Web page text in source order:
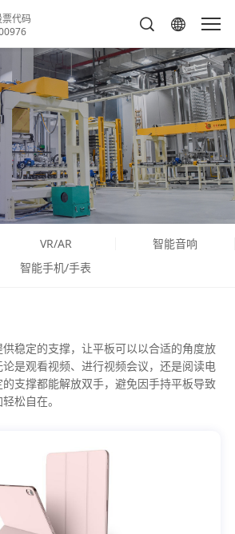
票代码
VR/AR
智能音响
智能手机/手表
稳定的支撑，让平板可以以合适的角度放
是观看视频、进行视频会议，还是阅读电
支撑都能解放双手，避免因手持平板导致
松自在。